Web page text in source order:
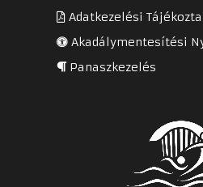
Adatkezelési
Akadálymentesítési
Panaszkezelés